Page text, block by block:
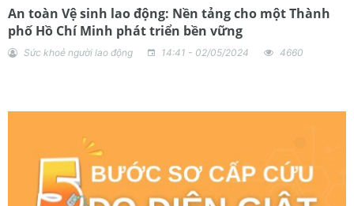
An toàn Vệ sinh lao động: Nền tảng cho một Thành
phố Hồ Chí Minh phát triển bền vững
Sức khoẻ người lao động 14:41 - 02/05/2024 4660